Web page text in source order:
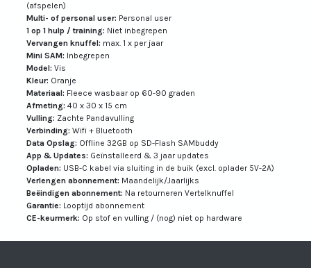
(afspelen)
Multi- of personal user: Personal user
1 op 1 hulp / training: Niet inbegrepen
Vervangen knuffel: max. 1 x per jaar
Mini SAM: Inbegrepen
Model: Vis
Kleur: Oranje
Materiaal: Fleece wasbaar op 60-90 graden
Afmeting: 40 x 30 x 15 cm
Vulling: Zachte Pandavulling
Verbinding: Wifi + Bluetooth
Data Opslag: Offline 32GB op SD-Flash SAMbuddy
App & Updates: Geïnstalleerd & 3 jaar updates
Opladen: USB-C kabel via sluiting in de buik (excl. oplader 5V-2A)
Verlengen abonnement: Maandelijk/Jaarlijks
Beëindigen abonnement: Na retourneren Vertelknuffel
Garantie: Looptijd abonnement
CE-keurmerk: Op stof en vulling / (nog) niet op hardware